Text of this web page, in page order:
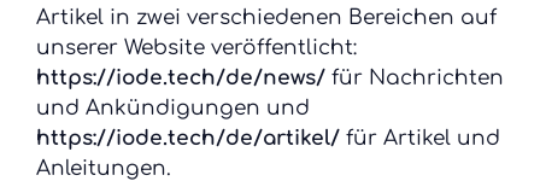
Artikel in zwei verschiedenen Bereichen auf
unserer Website veröffentlicht:
https://iode.tech/de/news/ für Nachrichten
und Ankündigungen und
https://iode.tech/de/artikel/ für Artikel und
Anleitungen.